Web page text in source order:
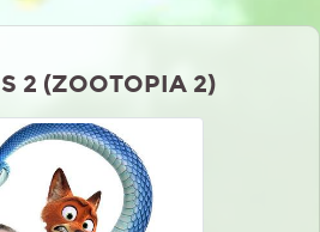
2 (ZOOTOPIA 2)